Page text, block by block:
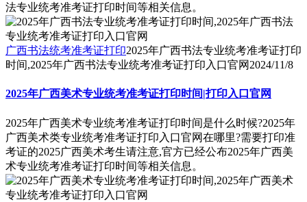
法专业统考准考证打印时间等相关信息。
广西书法统考准考证打印2025年广西书法专业统考准考证打印
时间,2025年广西书法专业统考准考证打印入口官网 2024/11/8
2025年广西美术专业统考准考证打印时间|打印入口官网
2025年广西美术专业统考准考证打印时间是什么时候?2025年
广西美术类专业统考准考证打印入口官网在哪里?需要打印准
考证的2025广西美术考生请注意,官方已经公布2025年广西美
术专业统考准考证打印时间等相关信息。